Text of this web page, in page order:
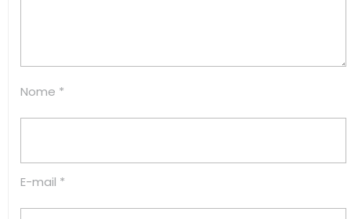
Nome *
E-mail *